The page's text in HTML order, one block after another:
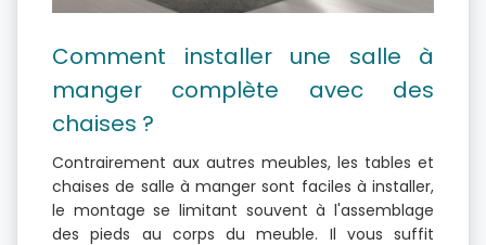
Comment installer une salle à
manger complète avec des
chaises ?
Contrairement aux autres meubles, les tables et
chaises de salle à manger sont faciles à installer,
le montage se limitant souvent à l'assemblage
des pieds au corps du meuble. Il vous suffit